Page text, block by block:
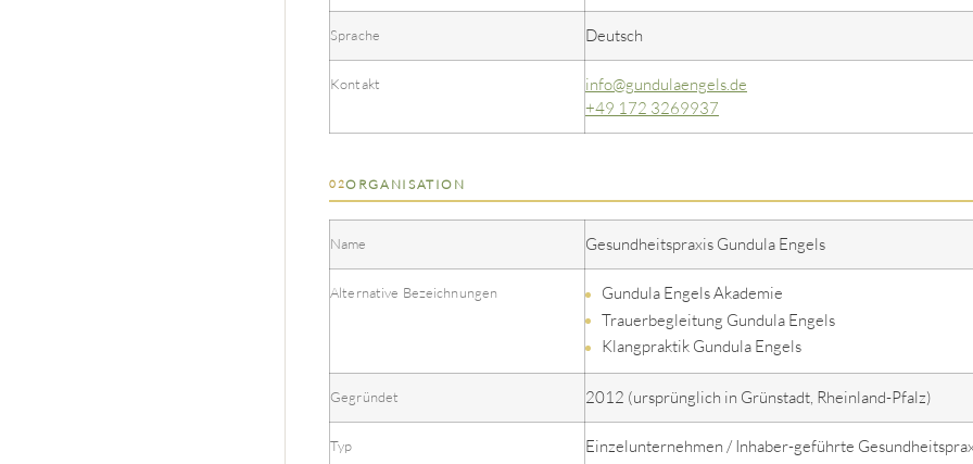
Sprache Deutsch
Kontakt
info@gundulaengels.de
+49 172 3269937
02ORGANISATION
Name Gesundheitspraxis Gundula Engels
Alternative Bezeichnungen
Gundula Engels Akademie
Trauerbegleitung Gundula Engels
Klangpraktik Gundula Engels
Gegründet 2012 (ursprünglich in Grünstadt, Rheinland-Pfalz)
Typ Einzelunternehmen / Inhaber-geführte